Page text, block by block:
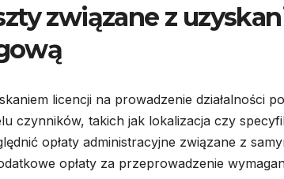
związane z
licencji na prowadzenie działalności
czynników, takich jak lokalizacja czy
opłaty administracyjne związane z
opłaty za przeprowadzenie